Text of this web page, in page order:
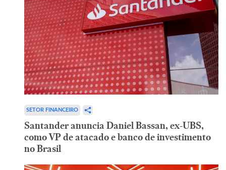
SETOR FINANCEIRO
Santander anuncia Daniel Bassan, ex-UBS,
como VP de atacado e banco de investimento
no Brasil